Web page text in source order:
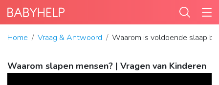
Home Vraag & Antwoord Waarom is voldoende slaap
Waarom slapen mensen? | Vragen van Kinderen